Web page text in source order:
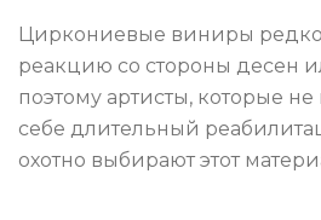
Циркониевые виниры
реакцию со стороны десен
поэтому артисты, которые не
себе длительный
охотно выбирают этот